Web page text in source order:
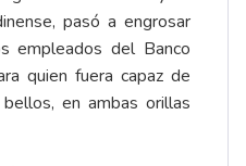
pasó a engrosar
empleados del Banco
quien fuera capaz de
en ambas orillas